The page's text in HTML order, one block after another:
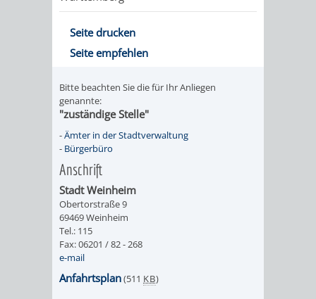
Seite drucken
Seite empfehlen
Bitte beachten Sie die für Ihr Anliegen
genannte:
"zuständige Stelle"
-Ämter in der Stadtverwaltung
- Bürgerbüro
Anschrift
Stadt Weinheim
Obertorstraße 9
69469 Weinheim
Tel.: 115
Fax: 06201 / 82 - 268
e-mail
Anfahrtsplan(511 KB)